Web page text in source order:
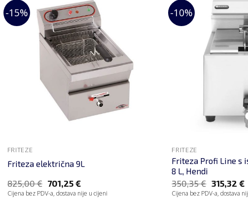
-15%
FRITEZE
Friteza električna 9L
825,00€ 701,25€
Cijena bez PDV-a, dostava nije u cijeni
-10%
FRITEZE
Friteza Profi Line s
8 L, Hendi
350,35€ 315,32 €
Cijena bez PDV-a, dostava